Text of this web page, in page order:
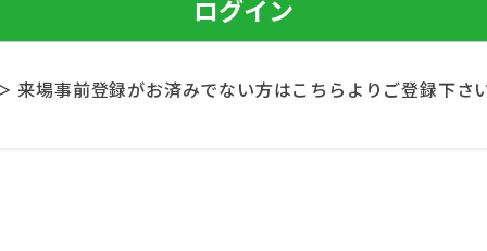
来場事前登録がお済みでない方はこちらよりご登録下さ